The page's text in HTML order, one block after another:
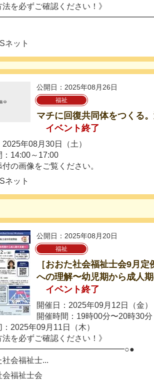
法を必ずご確認ください！》
ネット
公開日：2025年08月26日
福祉
マチに回復共同体をつくる。
イベント終了
2025年08月30日（土）
：14:00～17:00
の画像をご覧ください。
ネット
公開日：2025年08月20日
福祉
［おおた社会福祉士会9月定
への理解〜幼児期から成人
イベント終了
開催日：2025年09月12日（金）
開催時間：19時00分〜20時30分
2025年09月11日（木）
法を必ずご確認ください！》
社会福祉士...
会福祉士会